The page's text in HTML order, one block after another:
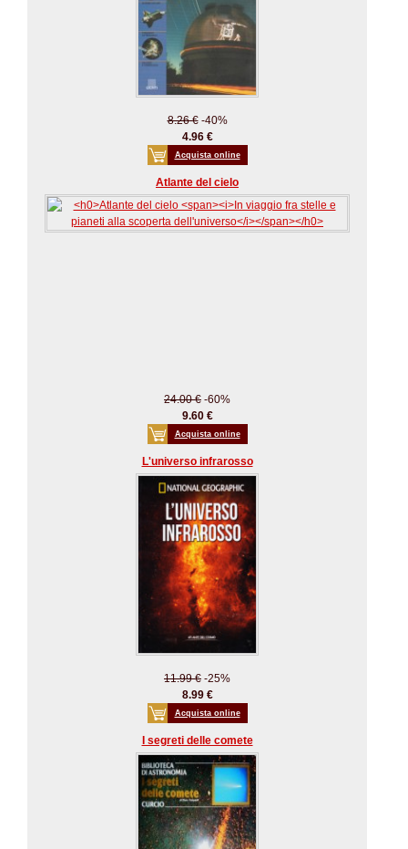
8.26 €-40%
4.96 €
Acquista online
Atlante del cielo
24.00 € -60%
9.60 €
Acquista online
L'universo infrarosso
11.99 € -25%
8.99 €
Acquista online
I segreti delle comete